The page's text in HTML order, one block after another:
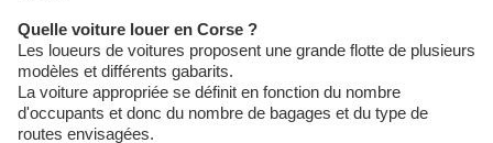
Quelle voiture louer en Corse ?
Les loueurs de voitures proposent une grande flotte de plusieurs
modèles et différents gabarits.
La voiture appropriée se définit en fonction du nombre
d'occupants et donc du nombre de bagages et du type de
routes envisagées.